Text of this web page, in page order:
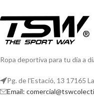
Ropa deportiva para tu día a
Pg. de l'Estació, 13 17165
Email: